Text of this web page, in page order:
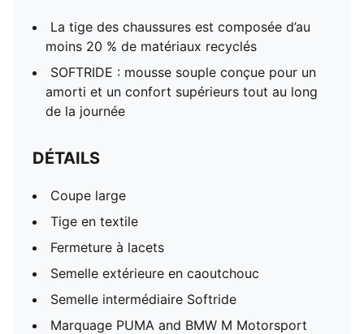
La tige des chaussures est composée d’au
moins 20 % de matériaux recyclés
SOFTRIDE : mousse souple conçue pour un
amorti et un confort supérieurs tout au long
de la journée
DÉTAILS
Coupe large
Tige en textile
Fermeture à lacets
Semelle extérieure en caoutchouc
Semelle intermédiaire Softride
Marquage PUMA and BMW M Motorsport